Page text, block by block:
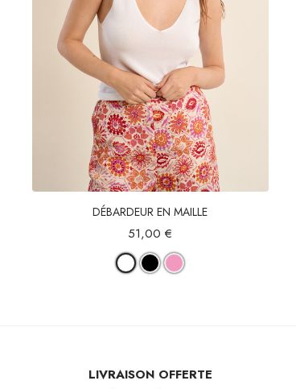
Aperçu rapide
DÉBARDEUR EN MAILLE
51,00 €
LIVRAISON OFFERTE